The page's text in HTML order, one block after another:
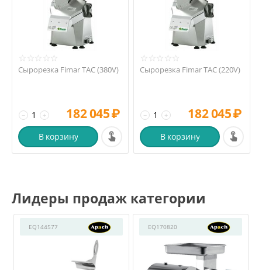
Сырорезка Fimar TAC (380V)
+
− 182 045₽
В корзину
Сырорезка Fimar TAC (220V)
+
− 182 045₽
В корзину
Лидеры продаж категории
EQ144577 EQ170820